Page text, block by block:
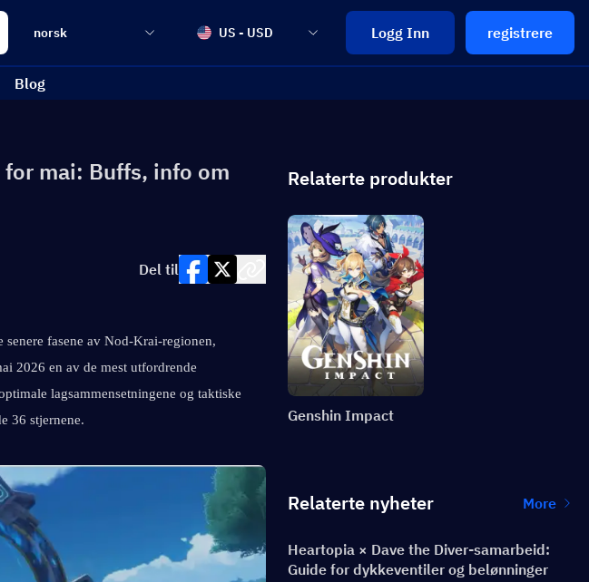
norsk US - USD Logg Inn registrere
Blog
mai: Buffs, info om
Del til
fasene av Nod-Krai-regionen,
2026 en av de mest utfordrende
lagsammensetningene og taktiske
36 stjernene.
Relaterte produkter
Genshin Impact
Relaterte nyheter More
Heartopia × Dave the Diver-samarbeid:
Guide for dykkeventiler og belønninger